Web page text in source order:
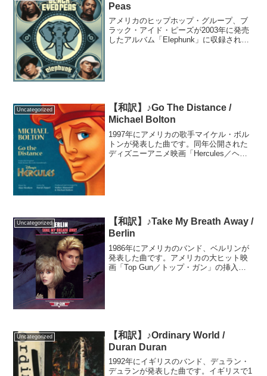
Peas
アメリカのヒップホップ・グループ、ブ
ラック・アイド・ピーズが2003年に発売
したアルバム「Elephunk」に収録されて
Uncategorized
【和訳】♪Go The Distance /
Michael Bolton
1997年にアメリカの歌手マイケル・ボル
トンが発表した曲です。同年公開された
ディズニーアニメ映画「Hercules／ヘラ
Uncategorized
【和訳】♪Take My Breath Away /
Berlin
1986年にアメリカのバンド、ベルリンが
発表した曲です。アメリカの大ヒット映
画「Top Gun／トップ・ガン」の挿入歌
Uncategorized
【和訳】♪Ordinary World /
Duran Duran
1992年にイギリスのバンド、デュラン・
デュランが発表した曲です。イギリスで1